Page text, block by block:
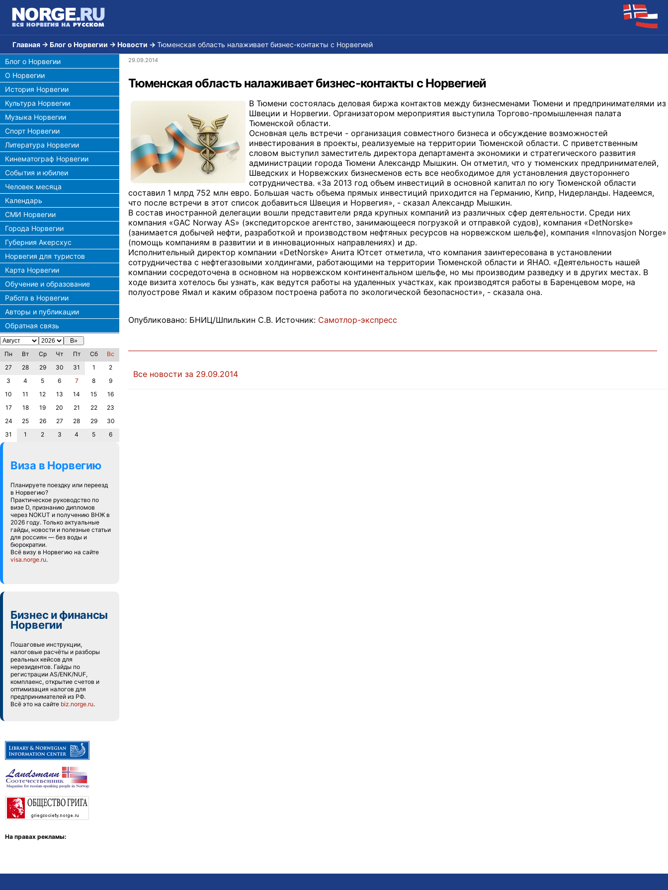
Главная → Блог о Норвегии → Новости → Тюменская область налаживает бизнес-контакты с Норвегией
Блог о Норвегии
О Норвегии
История Норвегии
Культура Норвегии
Музыка Норвегии
Спорт Норвегии
Литература Норвегии
Кинематограф Норвегии
События и юбилеи
Человек месяца
Календарь
СМИ Норвегии
Города Норвегии
Губерния Акерсхус
Норвегия для туристов
Карта Норвегии
Обучение и образование
Работа в Норвегии
Авторы и публикации
Обратная связь
Пн Вт Ср Чт Пт Сб
Вс
27
28 29 30 31 1
2
3
4 5 6 7 8
9
10
11 12 13 14 15
16
17
18 19 20 21 22
23
24
25 26 27 28 29
30
31
1 2 3 4 5 6
Виза в Норвегию
Планируете поездку или переезд
в Норвегию?
Практическое руководство по
визе D, признанию дипломов
через NOKUT и получению ВНЖ в
2026 году. Только актуальные
гайды, новости и полезные статьи
для россиян — без воды и
бюрократии.
Всё визу в Норвегию на сайте
visa.norge.ru.
Бизнес и финансы
Норвегии
Пошаговые инструкции,
налоговые расчёты и разборы
реальных кейсов для
нерезидентов. Гайды по
регистрации AS/ENK/NUF,
комплаенс, открытие счетов и
оптимизация налогов для
предпринимателей из РФ.
Всё это на сайте biz.norge.ru.
На правах рекламы:
29.09.2014
Тюменская область налаживает бизнес-контакты с Норвегией
В Тюмени состоялась деловая биржа контактов между бизнесменами Тюмени и предпринимателями из
Швеции и Норвегии. Организатором мероприятия выступила Торгово-промышленная палата
Тюменской области.
Основная цель встречи - организация совместного бизнеса и обсуждение возможностей
инвестирования в проекты, реализуемые на территории Тюменской области. С приветственным
словом выступил заместитель директора департамента экономики и стратегического развития
администрации города Тюмени Александр Мышкин. Он отметил, что у тюменских предпринимателей,
Шведских и Норвежских бизнесменов есть все необходимое для установления двустороннего
сотрудничества. «За 2013 год объем инвестиций в основной капитал по югу Тюменской области
составил 1 млрд 752 млн евро. Большая часть объема прямых инвестиций приходится на Германию, Кипр, Нидерланды. Надеемся,
что после встречи в этот список добавиться Швеция и Норвегия», - сказал Александр Мышкин.
В состав иностранной делегации вошли представители ряда крупных компаний из различных сфер деятельности. Среди них
компания «GAC Norway AS» (экспедиторское агентство, занимающееся погрузкой и отправкой судов), компания «DetNorske»
(занимается добычей нефти, разработкой и производством нефтяных ресурсов на норвежском шельфе), компания «Innovasjon Norge»
(помощь компаниям в развитии и в инновационных направлениях) и др.
Исполнительный директор компании «DetNorske» Анита Ютсет отметила, что компания заинтересована в установлении
сотрудничества с нефтегазовыми холдингами, работающими на территории Тюменской области и ЯНАО. «Деятельность нашей
компании сосредоточена в основном на норвежском континентальном шельфе, но мы производим разведку и в других местах. В
ходе визита хотелось бы узнать, как ведутся работы на удаленных участках, как производятся работы в Баренцевом море, на
полуострове Ямал и каким образом построена работа по экологической безопасности», - сказала она.
Опубликовано: БНИЦ/Шпилькин С.В. Источник: Самотлор-экспресс
Все новости за 29.09.2014